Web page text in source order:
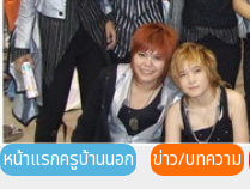
หน้าแรกครูบ้านนอก ข่าว/บทความ